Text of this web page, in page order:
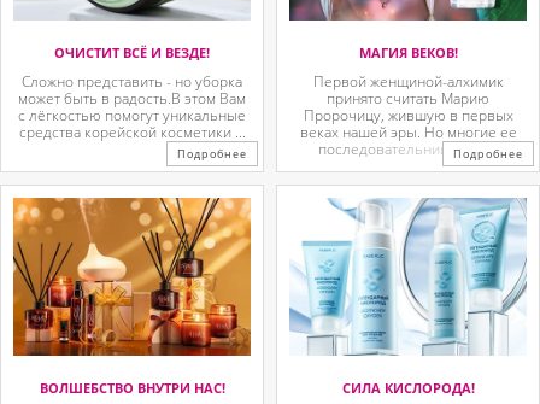
ОЧИСТИТ ВСЁ И ВЕЗДЕ!
Сложно представить - но уборка
может быть в радость.В этом Вам
с лёгкостью помогут уникальные
средства корейской косметики ...
Подробнее
МАГИЯ ВЕКОВ!
Первой женщиной-алхимик
принято считать Марию
Пророчицу, жившую в первых
веках нашей эры. Но многие ее
последовательницы так ...
Подробнее
ВОЛШЕБСТВО ВНУТРИ НАС! СИЛА КИСЛОРОДА!